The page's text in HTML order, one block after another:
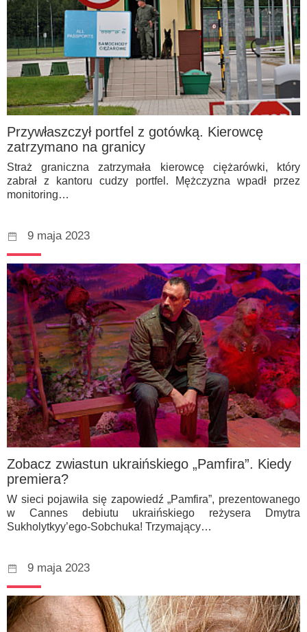
Przywłaszczył portfel z gotówką. Kierowcę
zatrzymano na granicy
Straż graniczna zatrzymała kierowcę ciężarówki, który
zabrał z kantoru cudzy portfel. Mężczyzna wpadł przez
monitoring…
9 maja 2023
Zobacz zwiastun ukraińskiego „Pamfira”. Kiedy
premiera?
W sieci pojawiła się zapowiedź „Pamfira”, prezentowanego
w Cannes debiutu ukraińskiego reżysera Dmytra
Sukholytkyy’ego-Sobchuka! Trzymający…
9 maja 2023